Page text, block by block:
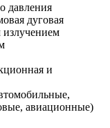
давления
дуговая
и
авиационные)